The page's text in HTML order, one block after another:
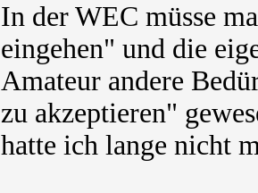
In der WEC müsse
eingehen" und die
Amateur andere
zu akzeptieren"
hatte ich lange nicht